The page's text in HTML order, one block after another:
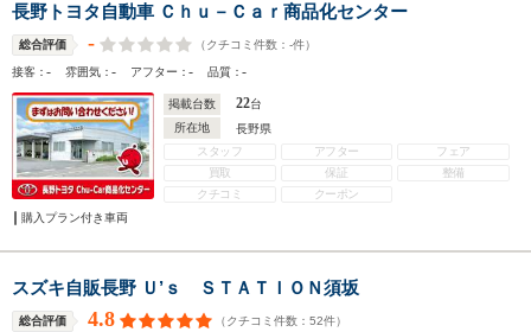
長野トヨタ自動車 Ｃｈｕ－Ｃａｒ商品化センター
総合評価 - （クチコミ件数： -件）
接客：- 雰囲気：- アフター：- 品質：-
掲載台数 22台
所在地
長野県
スタッフ
アフター
フェア
買取
保証
整備
クチコミ
クーポン
購入プラン付き車両
スズキ自販長野 Ｕ’ｓ ＳＴＡＴＩＯＮ須坂
総合評価 4.8 （クチコミ件数： 52件）